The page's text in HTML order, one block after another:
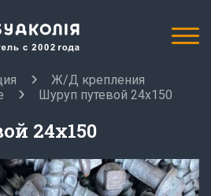
Ж/Д крепления
Шуруп путевой 24x150
24x150